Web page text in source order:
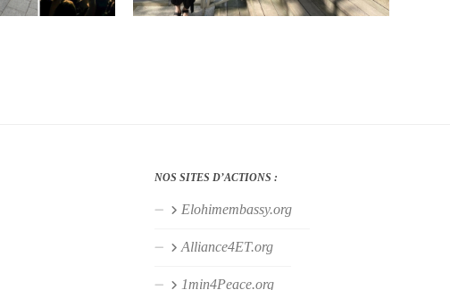
NOS SITES D’ACTIONS :
Elohimembassy.org
Alliance4ET.org
1min4Peace.org